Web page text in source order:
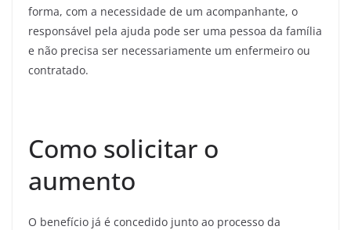
forma, com a necessidade de um acompanhante, o
responsável pela ajuda pode ser uma pessoa da família
e não precisa ser necessariamente um enfermeiro ou
contratado.
Como solicitar o
aumento
O benefício já é concedido junto ao processo da